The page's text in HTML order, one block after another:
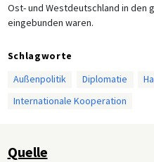
Ost- und Westdeutschland in den
eingebunden waren.
Schlagworte
Außenpolitik
Diplomatie
Internationale Kooperation
Quelle